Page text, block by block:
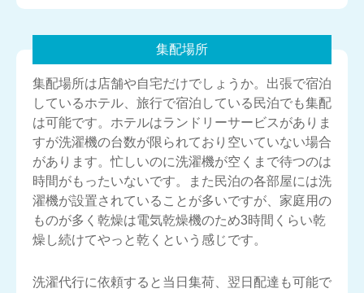
集配場所
集配場所は店舗や自宅だけでしょうか。出張で宿泊
しているホテル、旅行で宿泊している民泊でも集配
は可能です。ホテルはランドリーサービスがありま
すが洗濯機の台数が限られており空いていない場合
があります。忙しいのに洗濯機が空くまで待つのは
時間がもったいないです。また民泊の各部屋には洗
濯機が設置されていることが多いですが、家庭用の
ものが多く乾燥は電気乾燥機のため3時間くらい乾
燥し続けてやっと乾くという感じです。
洗濯代行に依頼すると当日集荷、翌日配達も可能で